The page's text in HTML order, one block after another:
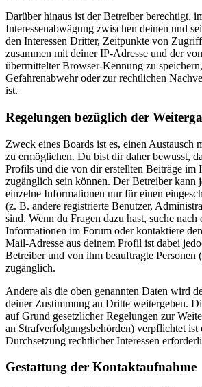
Darüber hinaus ist der Betreiber berechtigt,
Interessenabwägung zwischen deinen und
den Interessen Dritter, Zeitpunkte von
zusammen mit deiner IP-Adresse und der
übermittelter Browser-Kennung zu
Gefahrenabwehr oder zur rechtlichen
ist.
Regelungen bezüglich der
Zweck eines Boards ist es, einen Austausch
zu ermöglichen. Du bist dir daher bewusst,
Profils und die von dir erstellten Beiträge im
zugänglich sein können. Der Betreiber kann
einzelne Informationen nur für einen
(z. B. andere registrierte Benutzer,
sind. Wenn du Fragen dazu hast, suche nach
Informationen im Forum oder kontaktiere
Mail-Adresse aus deinem Profil ist dabei
Betreiber und von ihm beauftragte Personen
zugänglich.
Andere als die oben genannten Daten wird
deiner Zustimmung an Dritte weitergeben.
auf Grund gesetzlicher Regelungen zur
an Strafverfolgungsbehörden) verpflichtet ist
Durchsetzung rechtlicher Interessen
Gestattung der Kontaktaufnahme